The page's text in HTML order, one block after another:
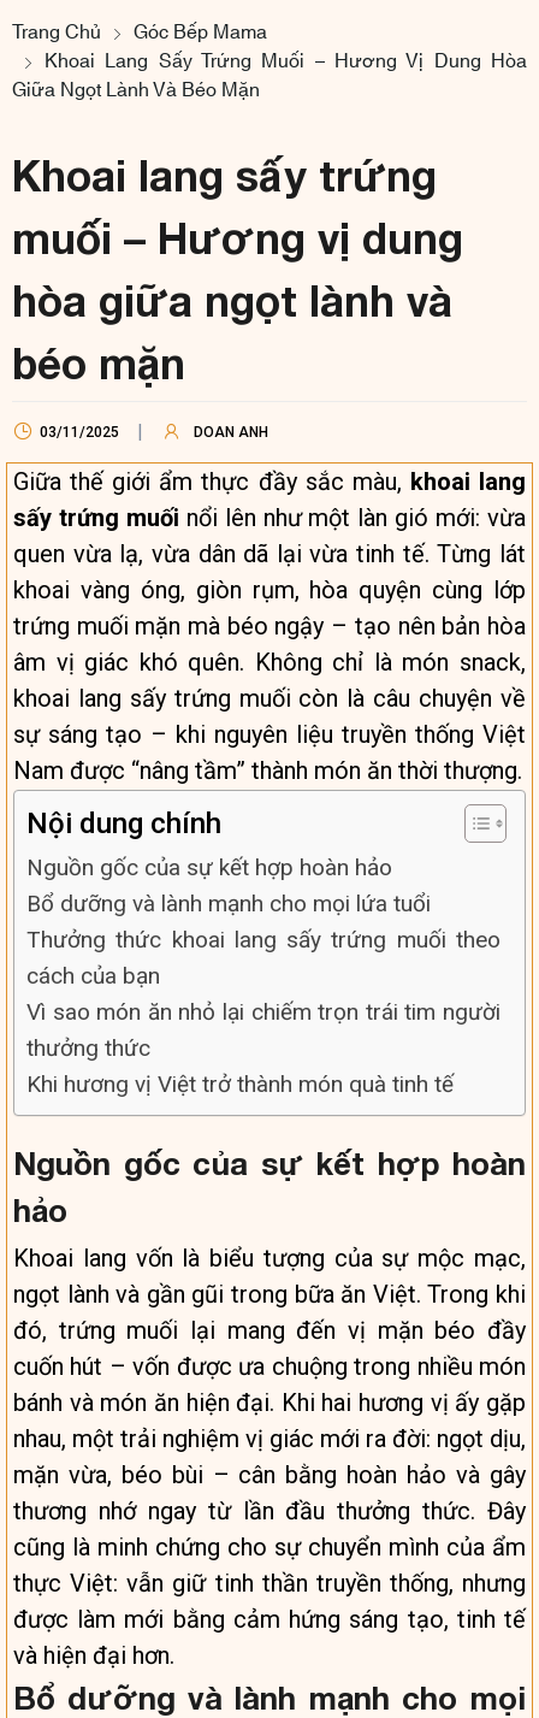
Trang Chủ
Góc Bếp Mama
Khoai Lang Sấy Trứng Muối – Hương Vị Dung Hòa
Giữa Ngọt Lành Và Béo Mặn
Khoai lang sấy trứng
muối – Hương vị dung
hòa giữa ngọt lành và
béo mặn
03/11/2025 DOAN ANH
Giữa thế giới ẩm thực đầy sắc màu, khoai lang
sấy trứng muối nổi lên như một làn gió mới: vừa
quen vừa lạ, vừa dân dã lại vừa tinh tế. Từng lát
khoai vàng óng, giòn rụm, hòa quyện cùng lớp
trứng muối mặn mà béo ngậy – tạo nên bản hòa
âm vị giác khó quên. Không chỉ là món snack,
khoai lang sấy trứng muối còn là câu chuyện về
sự sáng tạo – khi nguyên liệu truyền thống Việt
Nam được “nâng tầm” thành món ăn thời thượng.
Nội dung chính
Nguồn gốc của sự kết hợp hoàn hảo
Bổ dưỡng và lành mạnh cho mọi lứa tuổi
Thưởng thức khoai lang sấy trứng muối theo
cách của bạn
Vì sao món ăn nhỏ lại chiếm trọn trái tim người
thưởng thức
Khi hương vị Việt trở thành món quà tinh tế
Nguồn gốc của sự kết hợp hoàn
hảo
Khoai lang vốn là biểu tượng của sự mộc mạc,
ngọt lành và gần gũi trong bữa ăn Việt. Trong khi
đó, trứng muối lại mang đến vị mặn béo đầy
cuốn hút – vốn được ưa chuộng trong nhiều món
bánh và món ăn hiện đại. Khi hai hương vị ấy gặp
nhau, một trải nghiệm vị giác mới ra đời: ngọt dịu,
mặn vừa, béo bùi – cân bằng hoàn hảo và gây
thương nhớ ngay từ lần đầu thưởng thức. Đây
cũng là minh chứng cho sự chuyển mình của ẩm
thực Việt: vẫn giữ tinh thần truyền thống, nhưng
được làm mới bằng cảm hứng sáng tạo, tinh tế
và hiện đại hơn.
Bổ dưỡng và lành mạnh cho mọi